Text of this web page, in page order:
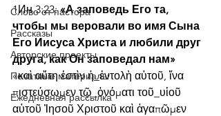
Слово от пастора
Рассказы
Авторские проекты
Печатные материалы
Ежедневная рассылка
1Ин.3:23: «А заповедь Его та,
чтобы мы веровали во имя Сына
Его Иисуса Христа и любили друг
друга, как Он заповедал нам»
«καὶ αὕτη ἐστὶν ἡ_ἐντολὴ αὐτοῦ, ἵνα
πιστεύσωμεν τῷ_ὀνόματι τοῦ_υἱοῦ
αὐτοῦ Ἰησοῦ Χριστοῦ καὶ ἀγαπῶμεν